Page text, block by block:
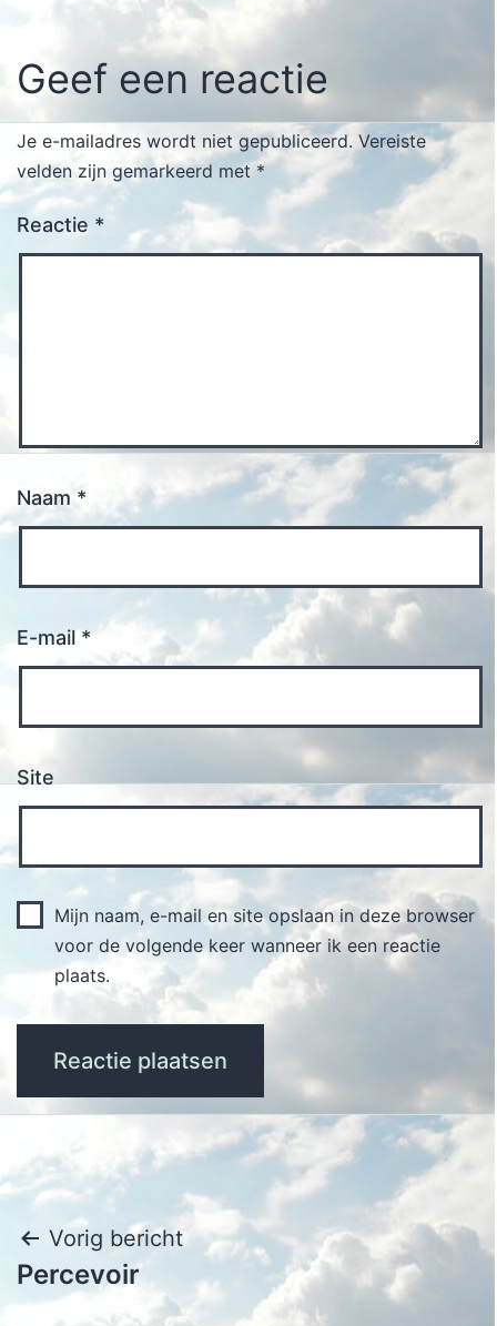
Geef een reactie
Je e-mailadres wordt niet gepubliceerd. Vereiste
velden zijn gemarkeerd met*
Reactie *
Naam *
E-mail *
Site
Mijn naam, e-mail en site opslaan in deze browser
voor de volgende keer wanneer ik een reactie
plaats.
Bericht
navigatie
Vorig bericht
Percevoir